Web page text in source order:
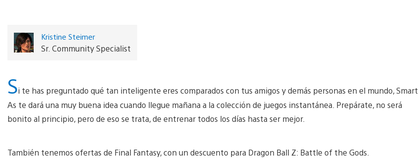
Kristine Steimer
Sr. Community Specialist
Si te has preguntado qué tan inteligente eres comparados con tus amigos y demás personas en el mundo, Smart
As te dará una muy buena idea cuando llegue mañana a la colección de juegos instantánea. Prepárate, no será
bonito al principio, pero de eso se trata, de entrenar todos los días hasta ser mejor.
También tenemos ofertas de Final Fantasy, con un descuento para Dragon Ball Z: Battle of the Gods.